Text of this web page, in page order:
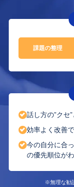
課題の整理
話し方の”クセ
効率よく改善
今の自分に合
の優先順位が
※無理な勧